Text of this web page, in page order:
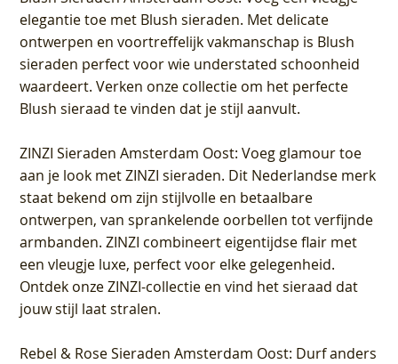
elegantie toe met Blush sieraden. Met delicate
ontwerpen en voortreffelijk vakmanschap is Blush
sieraden perfect voor wie understated schoonheid
waardeert. Verken onze collectie om het perfecte
Blush sieraad te vinden dat je stijl aanvult.
ZINZI Sieraden Amsterdam Oost: Voeg glamour toe
aan je look met ZINZI sieraden. Dit Nederlandse merk
staat bekend om zijn stijlvolle en betaalbare
ontwerpen, van sprankelende oorbellen tot verfijnde
armbanden. ZINZI combineert eigentijdse flair met
een vleugje luxe, perfect voor elke gelegenheid.
Ontdek onze ZINZI-collectie en vind het sieraad dat
jouw stijl laat stralen.
Rebel & Rose Sieraden Amsterdam Oost: Durf anders